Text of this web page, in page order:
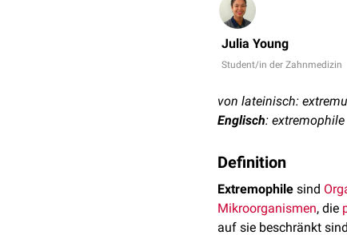
Julia Young
Student/in der Zahnmedizin
von lateinisch:
Englisch: extremophile
Definition
Extremophile sind
Mikroorganismen, die
auf sie beschränkt